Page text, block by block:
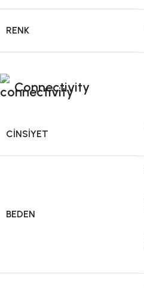
RENK
Connectivity
CINSIYET
BEDEN